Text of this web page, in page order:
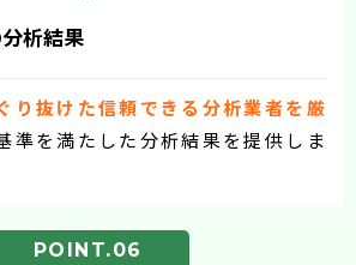
析結果
り抜けた信頼できる分析業者を厳
準を満たした分析結果を提供しま
POINT.06